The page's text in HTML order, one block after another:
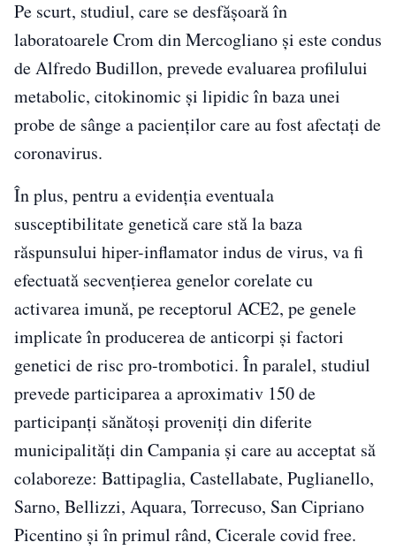
Pe scurt, studiul, care se desfășoară în
laboratoarele Crom din Mercogliano și este condus
de Alfredo Budillon, prevede evaluarea profilului
metabolic, citokinomic și lipidic în baza unei
probe de sânge a pacienților care au fost afectați de
coronavirus.
În plus, pentru a evidenția eventuala
susceptibilitate genetică care stă la baza
răspunsului hiper-inflamator indus de virus, va fi
efectuată secvențierea genelor corelate cu
activarea imună, pe receptorul ACE2, pe genele
implicate în producerea de anticorpi și factori
genetici de risc pro-trombotici. În paralel, studiul
prevede participarea a aproximativ 150 de
participanți sănătoși proveniți din diferite
municipalități din Campania și care au acceptat să
colaboreze: Battipaglia, Castellabate, Puglianello,
Sarno, Bellizzi, Aquara, Torrecuso, San Cipriano
Picentino și în primul rând, Cicerale covid free.